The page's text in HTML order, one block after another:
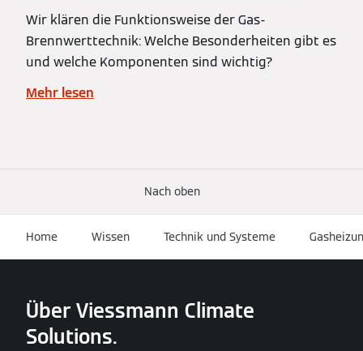
Wir klären die Funktionsweise der Gas-
Brennwerttechnik: Welche Besonderheiten gibt es
und welche Komponenten sind wichtig?
Mehr lesen
Nach oben
Home Wissen Technik und Systeme
Über Viessmann Climate
Solutions.